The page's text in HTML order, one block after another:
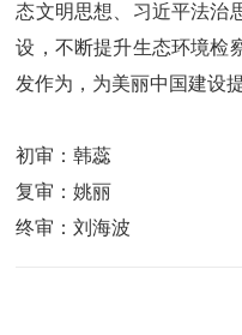
态文明思想、习近平法治
设，不断提升生态环境检
发作为，为美丽中国建设
初审：韩蕊
复审：姚丽
终审：刘海波